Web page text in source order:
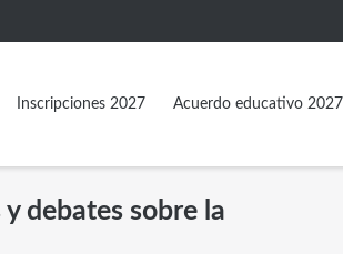
Inscripciones 2027 Acuerdo educativo 2027
debates sobre la